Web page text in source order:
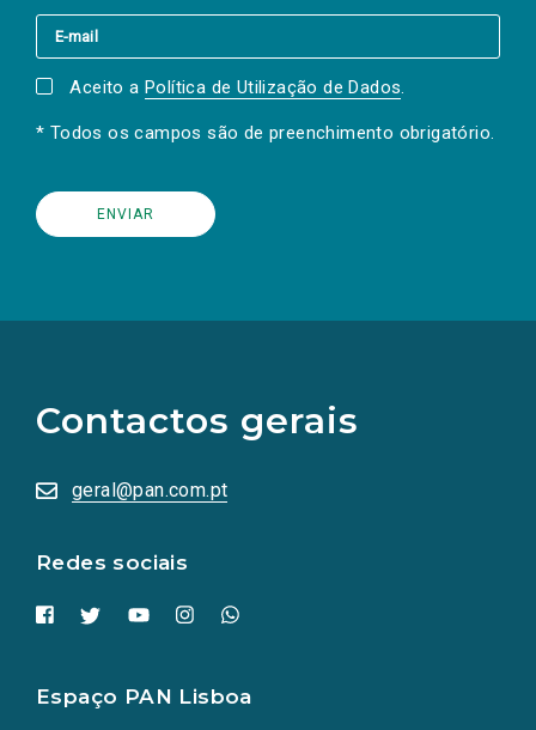
Aceito a Política de Utilização de Dados.
* Todos os campos são de preenchimento obrigatório.
Contactos gerais
geral@pan.com.pt
Redes sociais
redes
sociais
numa
nova
Espaço PAN Lisboa